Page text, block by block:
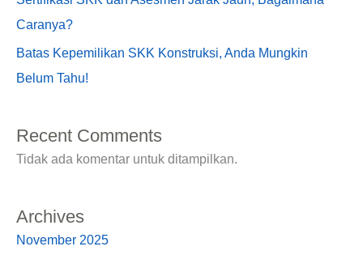
Caranya?
Batas Kepemilikan SKK Konstruksi, Anda Mungkin
Belum Tahu!
Recent Comments
Tidak ada komentar untuk ditampilkan.
Archives
November 2025